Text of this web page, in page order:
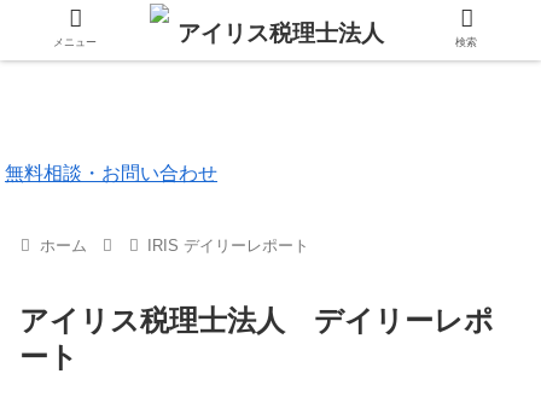
無料相談・お問い合わせ
ホーム IRIS デイリーレポート
アイリス税理士法人 デイリーレポ
ート
メニュー 検索